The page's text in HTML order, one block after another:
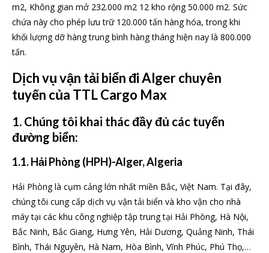
m2, Không gian mở 232.000 m2 12 kho rộng 50.000 m2. Sức
chứa này cho phép lưu trữ 120.000 tấn hàng hóa, trong khi
khối lượng dỡ hàng trung bình hàng tháng hiện nay là 800.000
tấn.
Dịch vụ vận tải biển đi Alger chuyên
tuyến của TTL Cargo Max
1. Chúng tôi khai thác đầy đủ các tuyến
đường biển:
1.1. Hải Phòng (HPH)-Alger, Algeria
Hải Phòng là cụm cảng lớn nhất miền Bắc, Việt Nam. Tại đây,
chúng tôi cung cấp dịch vụ vận tải biển và kho vận cho nhà
máy tại các khu công nghiệp tập trung tại Hải Phòng, Hà Nội,
Bắc Ninh, Bắc Giang, Hưng Yên, Hải Dương, Quảng Ninh, Thái
Bình, Thái Nguyên, Hà Nam, Hòa Bình, Vĩnh Phúc, Phú Thọ,…